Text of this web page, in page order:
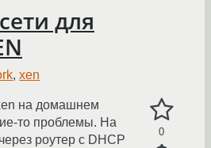
для
,xen
0
на домашнем
то проблемы. На
роутер с DHCP